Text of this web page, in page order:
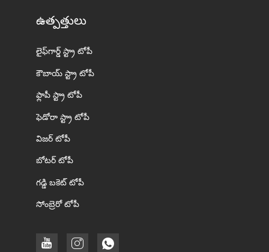
ఉత్పత్తులు
లైఫ్‌గార్డ్ స్ట్రా టోపీ
కౌబాయ్ స్ట్రా టోపీ
ఫ్లాపీ స్ట్రా టోపీ
ఫెడోరా స్ట్రా టోపీ
విజర్ టోపీ
బోటర్ టోపీ
గడ్డి బకెట్ టోపీ
సోంబ్రెరో టోపీ